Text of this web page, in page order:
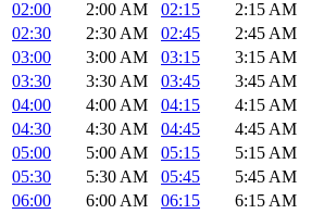
02:00
2:00 AM 02:15
2:15 AM
02:30
2:30 AM 02:45
2:45 AM
03:00
3:00 AM 03:15
3:15 AM
03:30
3:30 AM 03:45
3:45 AM
04:00
4:00 AM 04:15
4:15 AM
04:30
4:30 AM 04:45
4:45 AM
05:00
5:00 AM 05:15
5:15 AM
05:30
5:30 AM 05:45
5:45 AM
06:00
6:00 AM 06:15
6:15 AM